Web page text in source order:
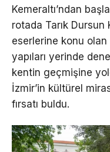
Kemeraltı’ndan
rotada Tarık Dursun
eserlerine konu olan
yapıları yerinde
kentin geçmişine
İzmir’in kültürel
fırsatı buldu.